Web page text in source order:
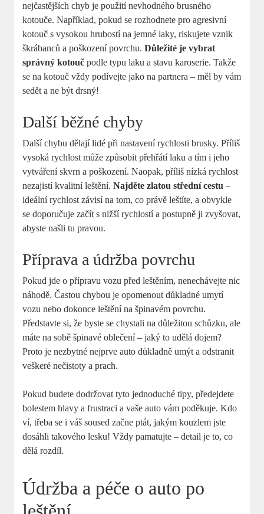
nejčastějších chyb je použití nevhodného brusného
kotouče. Například, pokud se rozhodnete pro agresivní
kotouč s vysokou hrubostí na jemné laky, riskujete vznik
škrábanců a poškození povrchu.Důležité je vybrat
správný kotouč podle typu laku a stavu karoserie. Takže
se na kotouč vždy podívejte jako na partnera – měl by vám
sedět a ne být drsný!
Další běžné chyby
Další chybu dělají lidé při nastavení rychlosti brusky. Příliš
vysoká rychlost může způsobit přehřátí laku a tím i jeho
vytváření skvrn a poškození. Naopak, příliš nízká rychlost
nezajistí kvalitní leštění.Najděte zlatou střední cestu –
ideální rychlost závisí na tom, co právě leštíte, a obvykle
se doporučuje začít s nižší rychlostí a postupně ji zvyšovat,
abyste našli tu pravou.
Příprava a údržba povrchu
Pokud jde o přípravu vozu před leštěním, nenechávejte nic
náhodě. Častou chybou je opomenout důkladné umytí
vozu nebo dokonce leštění na špinavém povrchu.
Představte si, že byste se chystali na důležitou schůzku, ale
máte na sobě špinavé oblečení – jaký to udělá dojem?
Proto je nezbytné nejprve auto důkladně umýt a odstranit
veškeré nečistoty a prach.
Pokud budete dodržovat tyto jednoduché tipy, předejdete
bolestem hlavy a frustraci a vaše auto vám poděkuje. Kdo
ví, třeba se i váš soused začne ptát, jakým kouzlem jste
dosáhli takového lesku! Vždy pamatujte – detail je to, co
dělá rozdíl.
Údržba a péče o auto po